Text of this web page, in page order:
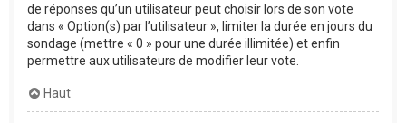
de réponses qu’un utilisateur peut choisir lors de son vote
dans « Option(s) par l’utilisateur », limiter la durée en jours du
sondage (mettre « 0 » pour une durée illimitée) et enfin
permettre aux utilisateurs de modifier leur vote.
Haut